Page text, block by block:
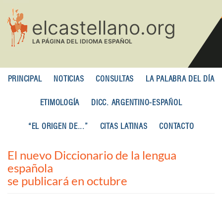
contenido
principal
PRINCIPAL NOTICIAS CONSULTAS LA PALABRA DEL DÍA
ETIMOLOGÍA DICC. ARGENTINO-ESPAÑOL
“EL ORIGEN DE...” CITAS LATINAS CONTACTO
El nuevo Diccionario de la lengua
española
se publicará en octubre